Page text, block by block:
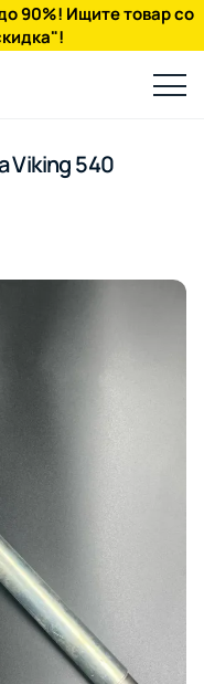
90%! Ищите товар со
Viking 540